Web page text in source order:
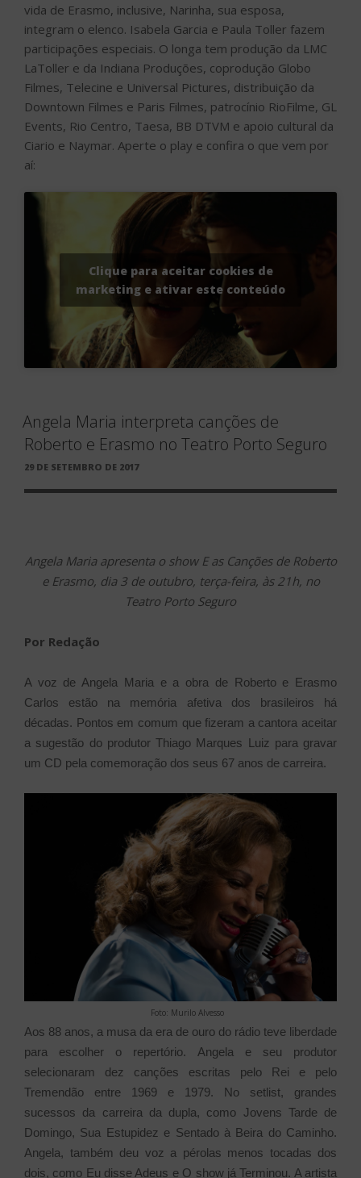
vida de Erasmo, inclusive, Narinha, sua esposa,
integram o elenco. Isabela Garcia e Paula Toller fazem
participações especiais. O longa tem produção da LMC
LaToller e da Indiana Produções, coprodução Globo
Filmes, Telecine e Universal Pictures, distribuição da
Downtown Filmes e Paris Filmes, patrocínio RioFilme, GL
Events, Rio Centro, Taesa, BB DTVM e apoio cultural da
Ciario e Naymar. Aperte o play e confira o que vem por
aí:
Clique para aceitar cookies de
marketing e ativar este conteúdo
Angela Maria interpreta canções de
Roberto e Erasmo no Teatro Porto Seguro
PUBLICADO
29 DE SETEMBRO DE 2017
Angela Maria apresenta o show E as Canções de Roberto
e Erasmo, dia 3 de outubro, terça-feira, às 21h, no
Teatro Porto Seguro
Por Redação
A voz de Angela Maria e a obra de Roberto e Erasmo
Carlos estão na memória afetiva dos brasileiros há
décadas. Pontos em comum que fizeram a cantora aceitar
a sugestão do produtor Thiago Marques Luiz para gravar
um CD pela comemoração dos seus 67 anos de carreira.
Foto: Murilo Alvesso
Aos 88 anos, a musa da era de ouro do rádio teve liberdade
para escolher o repertório. Angela e seu produtor
selecionaram dez canções escritas pelo Rei e pelo
Tremendão entre 1969 e 1979. No setlist, grandes
sucessos da carreira da dupla, como Jovens Tarde de
Domingo, Sua Estupidez e Sentado à Beira do Caminho.
Angela, também deu voz a pérolas menos tocadas dos
dois, como Eu disse Adeus e O show já Terminou. A artista